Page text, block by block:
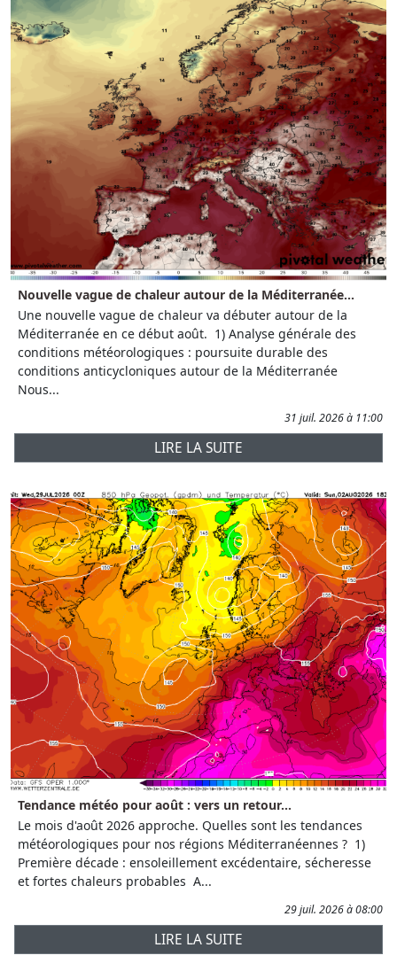
Nouvelle vague de chaleur autour de la Méditerranée...
Une nouvelle vague de chaleur va débuter autour de la
Méditerranée en ce début août. 1) Analyse générale des
conditions météorologiques : poursuite durable des
conditions anticycloniques autour de la Méditerranée
Nous...
31 juil. 2026 à 11:00
LIRE LA SUITE
Tendance météo pour août : vers un retour...
Le mois d'août 2026 approche. Quelles sont les tendances
météorologiques pour nos régions Méditerranéennes ? 1)
Première décade : ensoleillement excédentaire, sécheresse
et fortes chaleurs probables A...
29 juil. 2026 à 08:00
LIRE LA SUITE